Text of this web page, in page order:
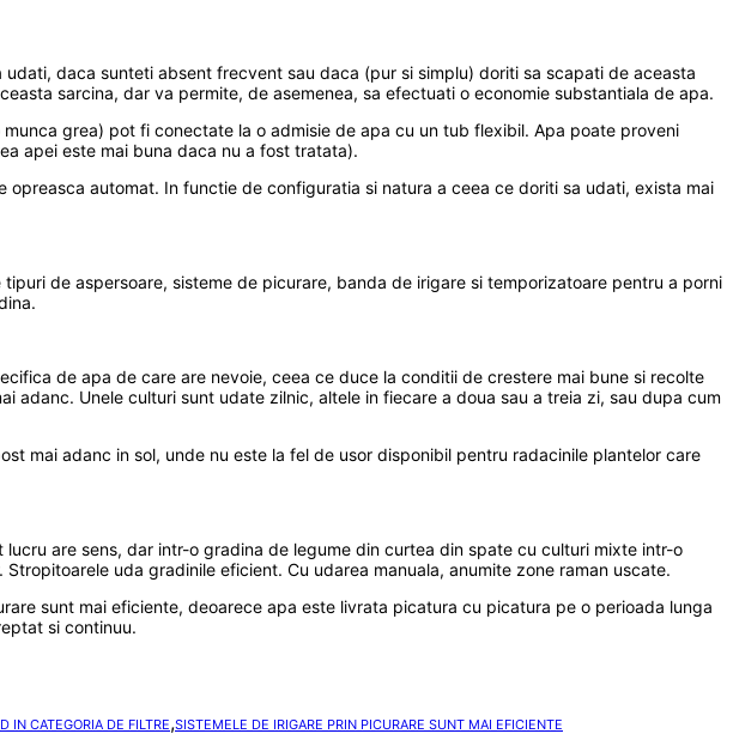
daca sunteti absent frecvent sau daca (pur si simplu) doriti sa scapati de aceasta
sarcina, dar va permite, de asemenea, sa efectuati o economie substantiala de apa.
grea) pot fi conectate la o admisie de apa cu un tub flexibil. Apa poate proveni
apei este mai buna daca nu a fost tratata).
automat. In functie de configuratia si natura a ceea ce doriti sa udati, exista mai
de aspersoare, sisteme de picurare, banda de irigare si temporizatoare pentru a porni
de apa de care are nevoie, ceea ce duce la conditii de crestere mai bune si recolte
Unele culturi sunt udate zilnic, altele in fiecare a doua sau a treia zi, sau dupa cum
mai adanc in sol, unde nu este la fel de usor disponibil pentru radacinile plantelor care
are sens, dar intr-o gradina de legume din curtea din spate cu culturi mixte intr-o
uda gradinile eficient. Cu udarea manuala, anumite zone raman uscate.
sunt mai eficiente, deoarece apa este livrata picatura cu picatura pe o perioada lunga
si continuu.
IN CATEGORIA DE FILTRE,SISTEMELE DE IRIGARE PRIN PICURARE SUNT MAI EFICIENTE